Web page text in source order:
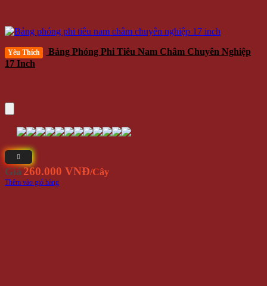
Yêu Thích
Bảng Phóng Phi Tiêu Nam Châm Chuyên Nghiệp
17 Inch
Giá260.000 VNĐ/Cây
Thêm vào giỏ hàng